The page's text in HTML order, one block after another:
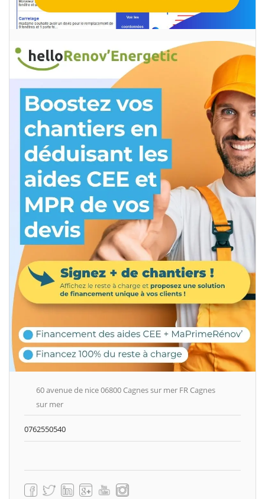
60 avenue de nice 06800 Cagnes sur mer FR Cagnes
sur mer
0762550540